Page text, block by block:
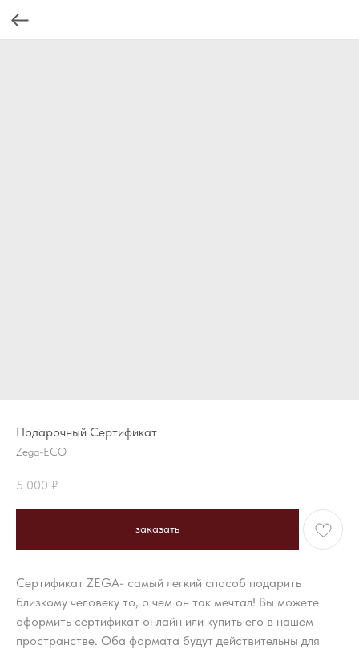
Подарочный Сертификат
Zega-ECO
5 000 ₽
заказать
Сертификат ZEGA- самый легкий способ подарить
близкому человеку то, о чем он так мечтал! Вы можете
оформить сертификат онлайн или купить его в нашем
пространстве. Оба формата будут действительны для